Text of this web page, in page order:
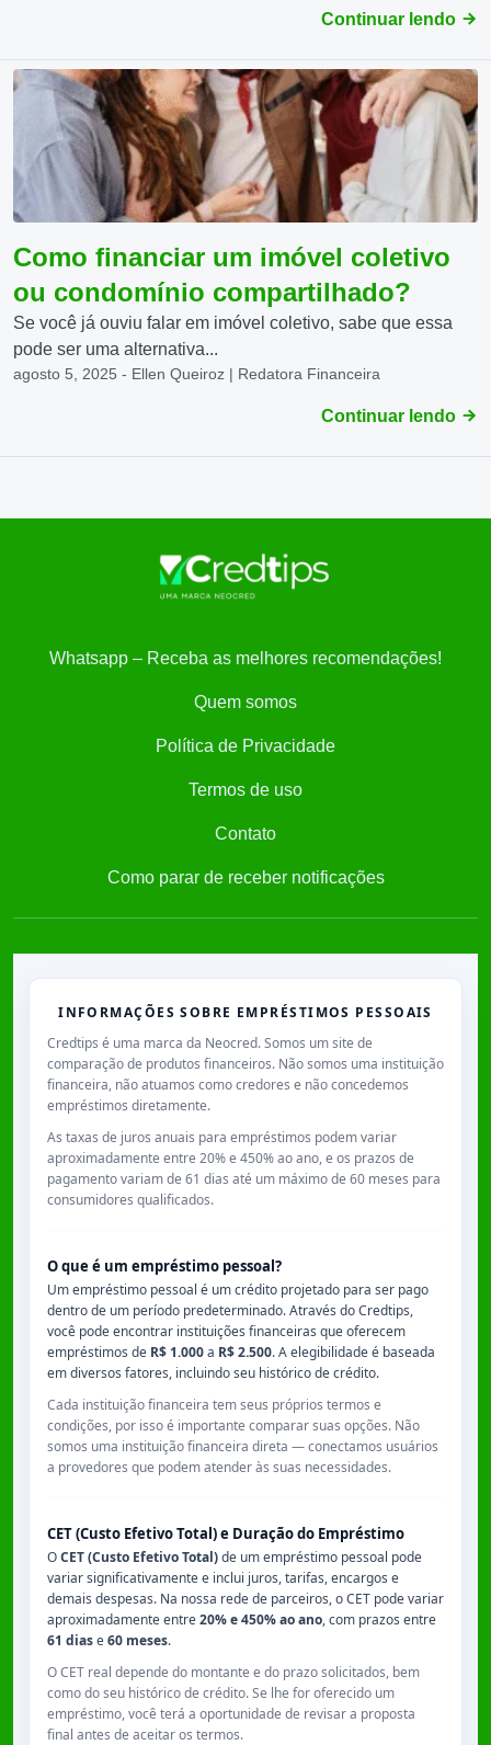
Continuar lendo
Como financiar um imóvel coletivo
ou condomínio compartilhado?
Se você já ouviu falar em imóvel coletivo, sabe que essa
pode ser uma alternativa...
agosto 5, 2025 - Ellen Queiroz | Redatora Financeira
Continuar lendo
Whatsapp – Receba as melhores recomendações!
Quem somos
Política de Privacidade
Termos de uso
Contato
Como parar de receber notificações
INFORMAÇÕES SOBRE EMPRÉSTIMOS PESSOAIS
Credtips é uma marca da Neocred. Somos um site de
comparação de produtos financeiros. Não somos uma instituição
financeira, não atuamos como credores e não concedemos
empréstimos diretamente.
As taxas de juros anuais para empréstimos podem variar
aproximadamente entre 20% e 450% ao ano, e os prazos de
pagamento variam de 61 dias até um máximo de 60 meses para
consumidores qualificados.
O que é um empréstimo pessoal?
Um empréstimo pessoal é um crédito projetado para ser pago
dentro de um período predeterminado. Através do Credtips,
você pode encontrar instituições financeiras que oferecem
empréstimos de R$ 1.000a R$ 2.500. A elegibilidade é baseada
em diversos fatores, incluindo seu histórico de crédito.
Cada instituição financeira tem seus próprios termos e
condições, por isso é importante comparar suas opções. Não
somos uma instituição financeira direta — conectamos usuários
a provedores que podem atender às suas necessidades.
CET (Custo Efetivo Total) e Duração do Empréstimo
OCET (Custo Efetivo Total)de um empréstimo pessoal pode
variar significativamente e inclui juros, tarifas, encargos e
demais despesas. Na nossa rede de parceiros, o CET pode variar
aproximadamente entre20% e 450% ao ano, com prazos entre
61 diase60 meses.
O CET real depende do montante e do prazo solicitados, bem
como do seu histórico de crédito. Se lhe for oferecido um
empréstimo, você terá a oportunidade de revisar a proposta
final antes de aceitar os termos.